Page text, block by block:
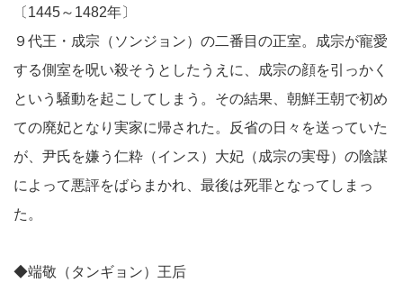
〔1445～1482年〕
９代王・成宗（ソンジョン）の二番目の正室。成宗が寵愛
する側室を呪い殺そうとしたうえに、成宗の顔を引っかく
という騒動を起こしてしまう。その結果、朝鮮王朝で初め
ての廃妃となり実家に帰された。反省の日々を送っていた
が、尹氏を嫌う仁粋（インス）大妃（成宗の実母）の陰謀
によって悪評をばらまかれ、最後は死罪となってしまっ
た。
◆端敬（タンギョン）王后